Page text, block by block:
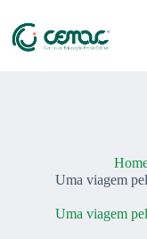
para
conteúdo
Uma viagem
Uma viagem